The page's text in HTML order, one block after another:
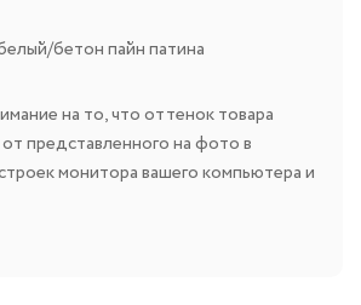
бетон пайн патина
на то, что оттенок товара
представленного на фото в
монитора вашего компьютера и